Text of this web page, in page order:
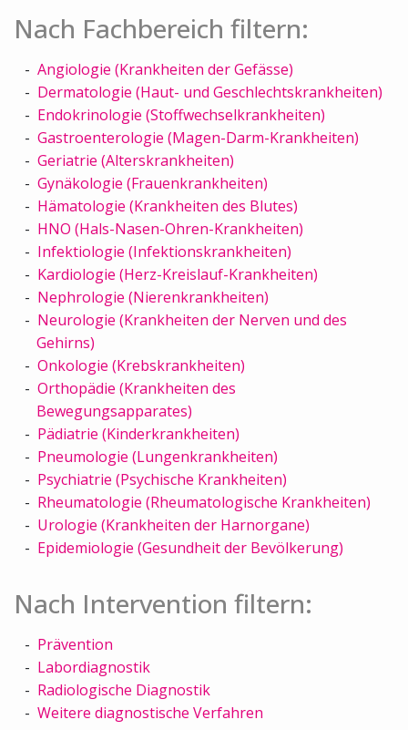
Nach Fachbereich filtern:
Angiologie (Krankheiten der Gefässe)
Dermatologie (Haut- und Geschlechtskrankheiten)
Endokrinologie (Stoffwechselkrankheiten)
Gastroenterologie (Magen-Darm-Krankheiten)
Geriatrie (Alterskrankheiten)
Gynäkologie (Frauenkrankheiten)
Hämatologie (Krankheiten des Blutes)
HNO (Hals-Nasen-Ohren-Krankheiten)
Infektiologie (Infektionskrankheiten)
Kardiologie (Herz-Kreislauf-Krankheiten)
Nephrologie (Nierenkrankheiten)
Neurologie (Krankheiten der Nerven und des
Gehirns)
Onkologie (Krebskrankheiten)
Orthopädie (Krankheiten des
Bewegungsapparates)
Pädiatrie (Kinderkrankheiten)
Pneumologie (Lungenkrankheiten)
Psychiatrie (Psychische Krankheiten)
Rheumatologie (Rheumatologische Krankheiten)
Urologie (Krankheiten der Harnorgane)
Epidemiologie (Gesundheit der Bevölkerung)
Nach Intervention filtern:
Prävention
Labordiagnostik
Radiologische Diagnostik
Weitere diagnostische Verfahren